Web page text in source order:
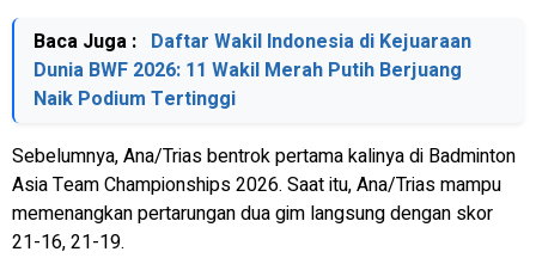
Baca Juga : Daftar Wakil Indonesia di Kejuaraan
Dunia BWF 2026: 11 Wakil Merah Putih Berjuang
Naik Podium Tertinggi
Sebelumnya, Ana/Trias bentrok pertama kalinya di Badminton
Asia Team Championships 2026. Saat itu, Ana/Trias mampu
memenangkan pertarungan dua gim langsung dengan skor
21-16, 21-19.